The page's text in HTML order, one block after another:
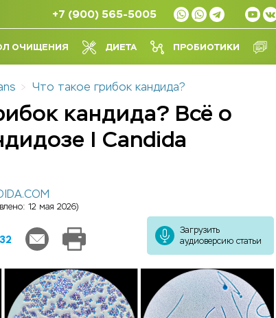
+7 (900) 565-5005
ОЧИЩЕНИЯ ДИЕТА ПРОБИОТИКИ
Что такое грибок кандида?
кандида? Всё о
| Candida
12 мая 2026)
32
Загрузить
аудиоверсию статьи